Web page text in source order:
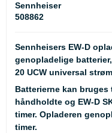
Sennheiser
508862
Sennheisers EW-D
genopladelige
20 UCW universal
Batterierne kan bruges
håndholdte og EW-D
timer. Opladeren
timer.